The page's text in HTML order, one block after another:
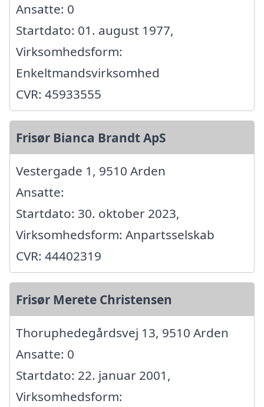
Ansatte: 0
Startdato: 01. august 1977,
Virksomhedsform:
Enkeltmandsvirksomhed
CVR: 45933555
Frisør Bianca Brandt ApS
Vestergade 1, 9510 Arden
Ansatte:
Startdato: 30. oktober 2023,
Virksomhedsform: Anpartsselskab
CVR: 44402319
Frisør Merete Christensen
Thoruphedegårdsvej 13, 9510 Arden
Ansatte: 0
Startdato: 22. januar 2001,
Virksomhedsform: